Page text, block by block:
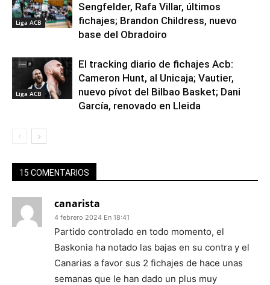
Liga ACB
Sengfelder, Rafa Villar, últimos
fichajes; Brandon Childress, nuevo
base del Obradoiro
Liga ACB
El tracking diario de fichajes Acb:
Cameron Hunt, al Unicaja; Vautier,
nuevo pívot del Bilbao Basket; Dani
García, renovado en Lleida
15 COMENTARIOS
canarista
4 febrero 2024 En 18:41
Partido controlado en todo momento, el
Baskonia ha notado las bajas en su contra y el
Canarias a favor sus 2 fichajes de hace unas
semanas que le han dado un plus muy